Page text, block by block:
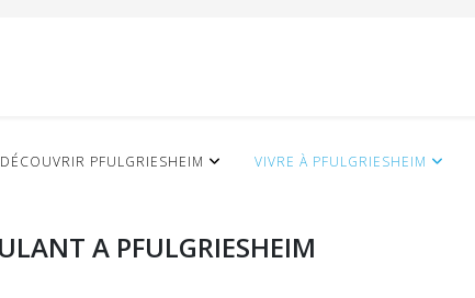
DÉCOUVRIR PFULGRIESHEIM VIVRE À PFULGRIESHEIM
A PFULGRIESHEIM